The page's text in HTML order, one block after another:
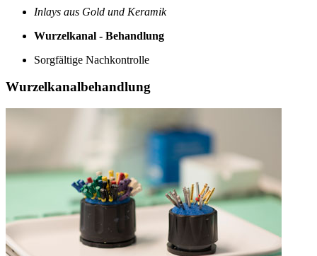
Inlays aus Gold und Keramik
Wurzelkanal - Behandlung
Sorgfältige Nachkontrolle
Wurzelkanalbehandlung